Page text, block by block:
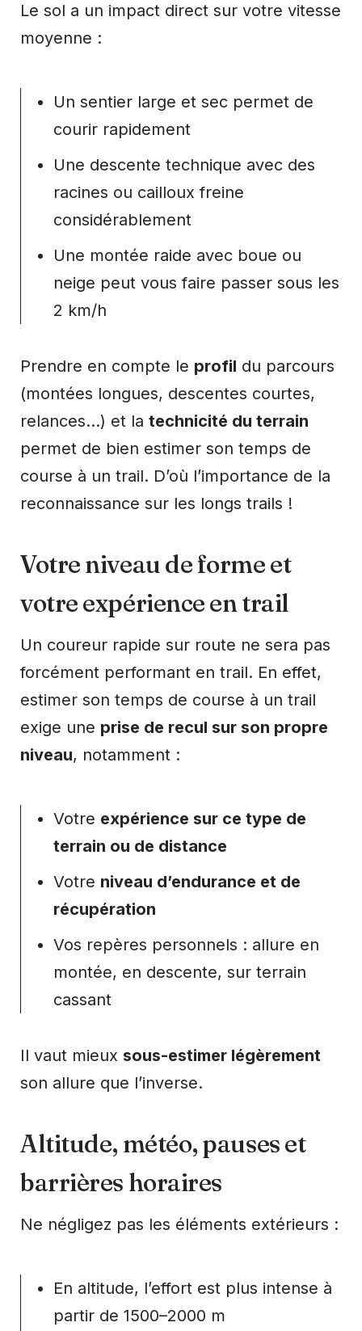
Le sol a un impact direct sur votre vitesse
moyenne :
Un sentier large et sec permet de
courir rapidement
Une descente technique avec des
racines ou cailloux freine
considérablement
Une montée raide avec boue ou
neige peut vous faire passer sous les
2 km/h
Prendre en compte le profil du parcours
(montées longues, descentes courtes,
relances…) et la technicité du terrain
permet de bien estimer son temps de
course à un trail. D’où l’importance de la
reconnaissance sur les longs trails !
Votre niveau de forme et
votre expérience en trail
Un coureur rapide sur route ne sera pas
forcément performant en trail. En effet,
estimer son temps de course à un trail
exige une prise de recul sur son propre
niveau, notamment :
Votre expérience sur ce type de
terrain ou de distance
Votre niveau d’endurance et de
récupération
Vos repères personnels : allure en
montée, en descente, sur terrain
cassant
Il vaut mieux sous-estimer légèrement
son allure que l’inverse.
Altitude, météo, pauses et
barrières horaires
Ne négligez pas les éléments extérieurs :
En altitude, l’effort est plus intense à
partir de 1500–2000 m